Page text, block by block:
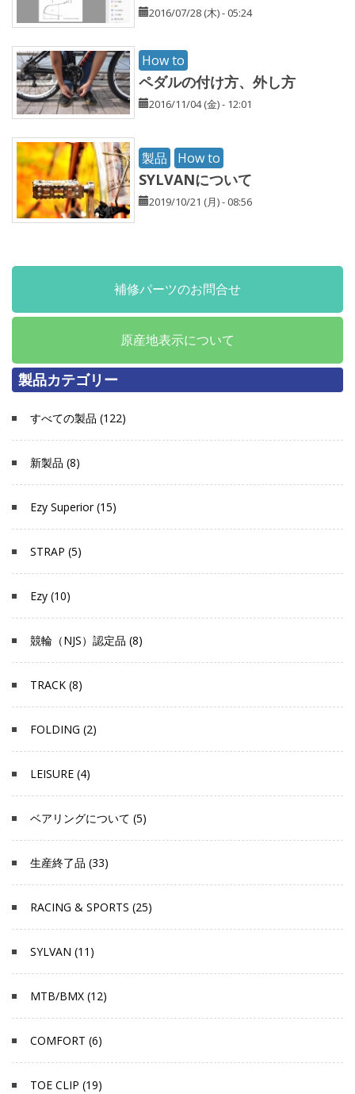
2016/07/28 (木) - 05:24
How to
ペダルの付け方、外し方
2016/11/04 (金) - 12:01
製品 How to
SYLVANについて
2019/10/21 (月) - 08:56
補修パーツのお問合せ
原産地表示について
製品カテゴリー
すべての製品 (122)
新製品 (8)
Ezy Superior (15)
STRAP (5)
Ezy (10)
競輪（NJS）認定品 (8)
TRACK (8)
FOLDING (2)
LEISURE (4)
ベアリングについて (5)
生産終了品 (33)
RACING & SPORTS (25)
SYLVAN (11)
MTB/BMX (12)
COMFORT (6)
TOE CLIP (19)